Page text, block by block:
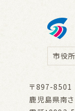
市役
〒897-8501
鹿児島県南